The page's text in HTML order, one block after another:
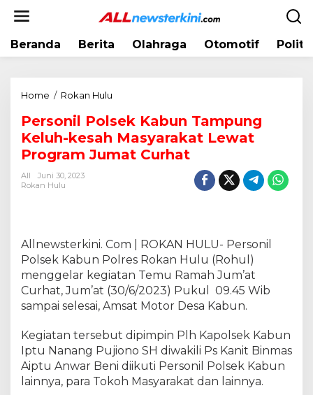
Beranda Berita Olahraga Otomotif
Home / Rokan Hulu
r
o
s
e
k
K
a
u
n
m
Personil Polsek Kabun Tampung
Keluh-kesah Masyarakat Lewat
Program Jumat Curhat
All
Juni 30, 2023
Rokan Hulu
Allnewsterkini. Com | ROKAN HULU- Personil
Polsek Kabun Polres Rokan Hulu (Rohul)
menggelar kegiatan Temu Ramah Jum’at
Curhat, Jum’at (30/6/2023) Pukul 09.45 Wib
sampai selesai, Amsat Motor Desa Kabun.
Kegiatan tersebut dipimpin Plh Kapolsek Kabun
Iptu Nanang Pujiono SH diwakili Ps Kanit Binmas
Aiptu Anwar Beni diikuti Personil Polsek Kabun
lainnya, para Tokoh Masyarakat dan lainnya.